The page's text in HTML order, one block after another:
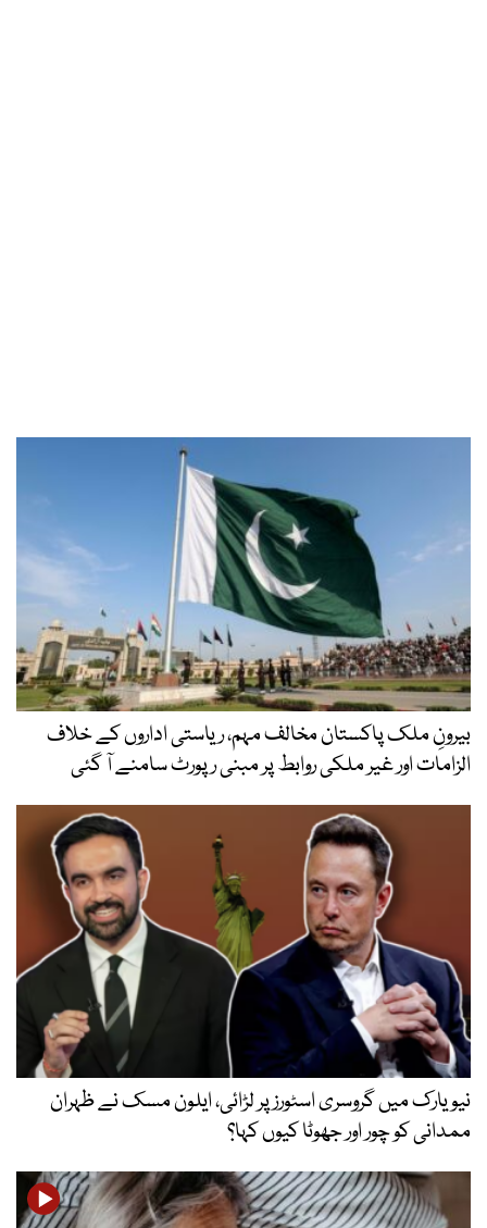
بیرونِ ملک پاکستان مخالف مہم، ریاستی اداروں کے خلاف
الزامات اور غیر ملکی روابط پر مبنی رپورٹ سامنے آ گئی
نیویارک میں گروسری اسٹورز پر لڑائی، ایلون مسک نے ظہران
ممدانی کو چور اور جھوٹا کیوں کہا؟